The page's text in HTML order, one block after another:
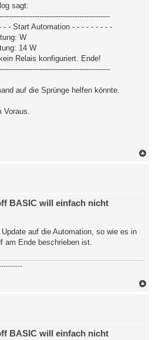
sagt:
- - Start Automation - - - - - - - - -
W
14 W
Relais konfiguriert. Ende!
auf die Sprünge helfen könnte.
BASIC will einfach nicht
auf die Automation, so wie es in
am Ende beschrieben ist.
BASIC will einfach nicht